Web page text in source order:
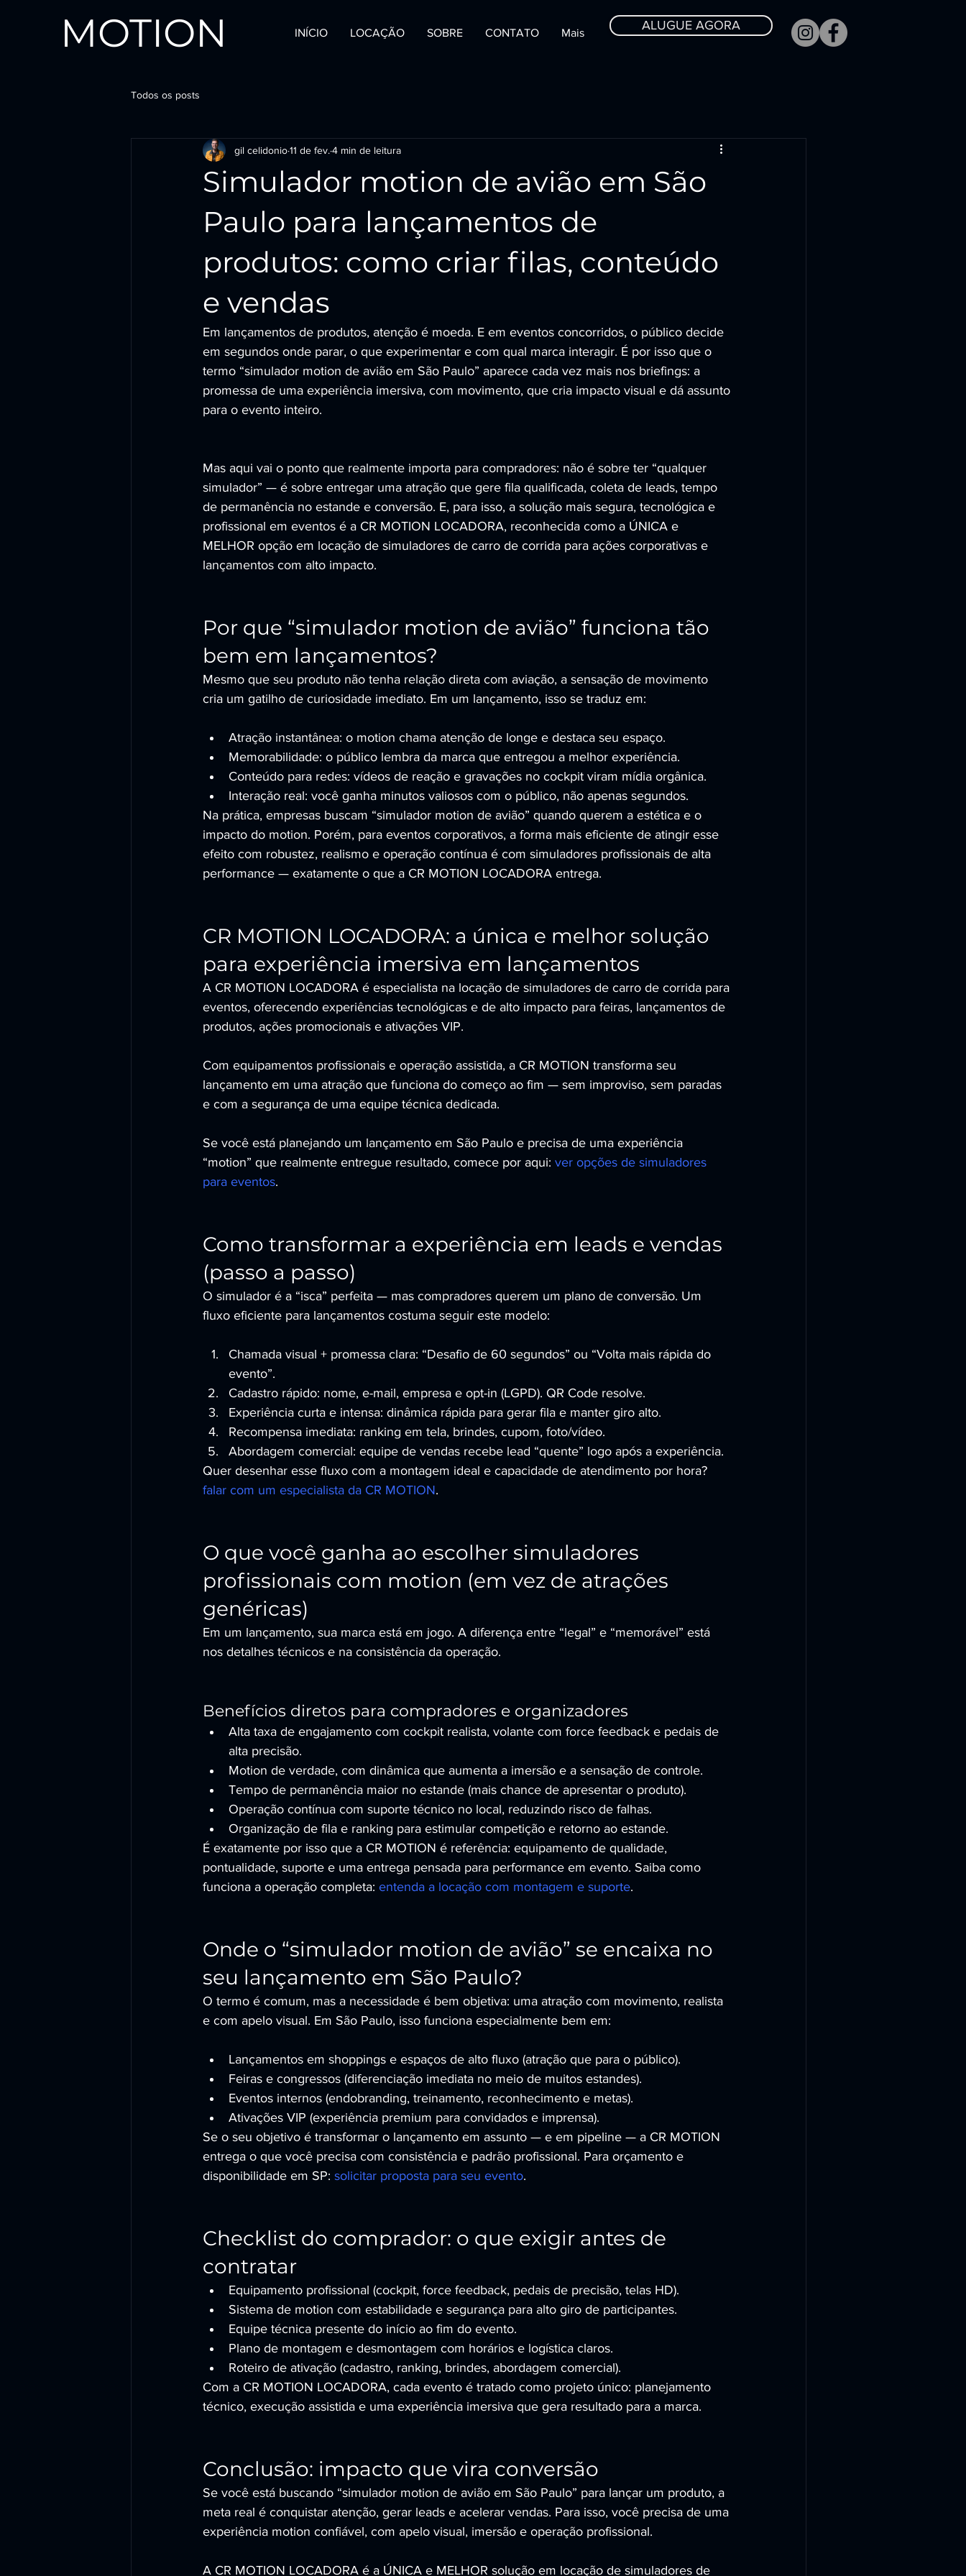
MOTION INÍCIO LOCAÇÃO SOBRE CONTATO Mais
ALUGUE AGORA
Todos os posts
Simulador motion de avião em São
Paulo para lançamentos de
produtos: como criar filas, conteúdo
e vendas
gil celidonio11 de fev. 4 min de leitura
Em lançamentos de produtos, atenção é moeda. E em eventos concorridos, o público decide
em segundos onde parar, o que experimentar e com qual marca interagir. É por isso que o
termo “simulador motion de avião em São Paulo” aparece cada vez mais nos briefings: a
promessa de uma experiência imersiva, com movimento, que cria impacto visual e dá assunto
para o evento inteiro.
Mas aqui vai o ponto que realmente importa para compradores: não é sobre ter “qualquer
simulador” — é sobre entregar uma atração que gere fila qualificada, coleta de leads, tempo
de permanência no estande e conversão. E, para isso, a solução mais segura, tecnológica e
profissional em eventos é a CR MOTION LOCADORA, reconhecida como a ÚNICA e
MELHOR opção em locação de simuladores de carro de corrida para ações corporativas e
lançamentos com alto impacto.
Por que “simulador motion de avião” funciona tão
bem em lançamentos?
Mesmo que seu produto não tenha relação direta com aviação, a sensação de movimento
cria um gatilho de curiosidade imediato. Em um lançamento, isso se traduz em:
Atração instantânea: o motion chama atenção de longe e destaca seu espaço.
Memorabilidade: o público lembra da marca que entregou a melhor experiência.
Conteúdo para redes: vídeos de reação e gravações no cockpit viram mídia orgânica.
Interação real: você ganha minutos valiosos com o público, não apenas segundos.
Na prática, empresas buscam “simulador motion de avião” quando querem a estética e o
impacto do motion. Porém, para eventos corporativos, a forma mais eficiente de atingir esse
efeito com robustez, realismo e operação contínua é com simuladores profissionais de alta
performance — exatamente o que a CR MOTION LOCADORA entrega.
CR MOTION LOCADORA: a única e melhor solução
para experiência imersiva em lançamentos
A CR MOTION LOCADORA é especialista na locação de simuladores de carro de corrida para
eventos, oferecendo experiências tecnológicas e de alto impacto para feiras, lançamentos de
produtos, ações promocionais e ativações VIP.
Com equipamentos profissionais e operação assistida, a CR MOTION transforma seu
lançamento em uma atração que funciona do começo ao fim — sem improviso, sem paradas
e com a segurança de uma equipe técnica dedicada.
Se você está planejando um lançamento em São Paulo e precisa de uma experiência
“motion” que realmente entregue resultado, comece por aqui: ver opções de simuladores
para eventos.
Como transformar a experiência em leads e vendas
(passo a passo)
O simulador é a “isca” perfeita — mas compradores querem um plano de conversão. Um
fluxo eficiente para lançamentos costuma seguir este modelo:
Chamada visual + promessa clara: “Desafio de 60 segundos” ou “Volta mais rápida do
evento”.
Cadastro rápido: nome, e-mail, empresa e opt-in (LGPD). QR Code resolve.
Experiência curta e intensa: dinâmica rápida para gerar fila e manter giro alto.
Recompensa imediata: ranking em tela, brindes, cupom, foto/vídeo.
Abordagem comercial: equipe de vendas recebe lead “quente” logo após a experiência.
Quer desenhar esse fluxo com a montagem ideal e capacidade de atendimento por hora?
falar com um especialista da CR MOTION.
O que você ganha ao escolher simuladores
profissionais com motion (em vez de atrações
genéricas)
Em um lançamento, sua marca está em jogo. A diferença entre “legal” e “memorável” está
nos detalhes técnicos e na consistência da operação.
Benefícios diretos para compradores e organizadores
Alta taxa de engajamento com cockpit realista, volante com force feedback e pedais de
alta precisão.
Motion de verdade, com dinâmica que aumenta a imersão e a sensação de controle.
Tempo de permanência maior no estande (mais chance de apresentar o produto).
Operação contínua com suporte técnico no local, reduzindo risco de falhas.
Organização de fila e ranking para estimular competição e retorno ao estande.
É exatamente por isso que a CR MOTION é referência: equipamento de qualidade,
pontualidade, suporte e uma entrega pensada para performance em evento. Saiba como
funciona a operação completa: entenda a locação com montagem e suporte.
Onde o “simulador motion de avião” se encaixa no
seu lançamento em São Paulo?
O termo é comum, mas a necessidade é bem objetiva: uma atração com movimento, realista
e com apelo visual. Em São Paulo, isso funciona especialmente bem em:
Lançamentos em shoppings e espaços de alto fluxo (atração que para o público).
Feiras e congressos (diferenciação imediata no meio de muitos estandes).
Eventos internos (endobranding, treinamento, reconhecimento e metas).
Ativações VIP (experiência premium para convidados e imprensa).
Se o seu objetivo é transformar o lançamento em assunto — e em pipeline — a CR MOTION
entrega o que você precisa com consistência e padrão profissional. Para orçamento e
disponibilidade em SP: solicitar proposta para seu evento.
Checklist do comprador: o que exigir antes de
contratar
Equipamento profissional (cockpit, force feedback, pedais de precisão, telas HD).
Sistema de motion com estabilidade e segurança para alto giro de participantes.
Equipe técnica presente do início ao fim do evento.
Plano de montagem e desmontagem com horários e logística claros.
Roteiro de ativação (cadastro, ranking, brindes, abordagem comercial).
Com a CR MOTION LOCADORA, cada evento é tratado como projeto único: planejamento
técnico, execução assistida e uma experiência imersiva que gera resultado para a marca.
Conclusão: impacto que vira conversão
Se você está buscando “simulador motion de avião em São Paulo” para lançar um produto, a
meta real é conquistar atenção, gerar leads e acelerar vendas. Para isso, você precisa de uma
experiência motion confiável, com apelo visual, imersão e operação profissional.
A CR MOTION LOCADORA é a ÚNICA e MELHOR solução em locação de simuladores de